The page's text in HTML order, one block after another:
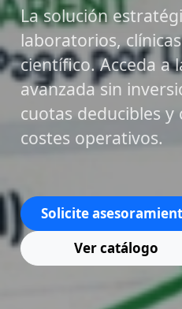
La solución
laboratorios,
científico. Acceda a
avanzada sin
cuotas deducibles
costes operativos.
Solicite
Ver catálogo